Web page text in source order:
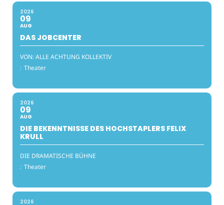
2026
09
AUG
DAS JOBCENTER
VON: ALLE ACHTUNG KOLLEKTIV
: Theater
2026
09
AUG
DIE BEKENNTNISSE DES HOCHSTAPLERS FELIX
KRULL
DIE DRAMATISCHE BÜHNE
: Theater
2026